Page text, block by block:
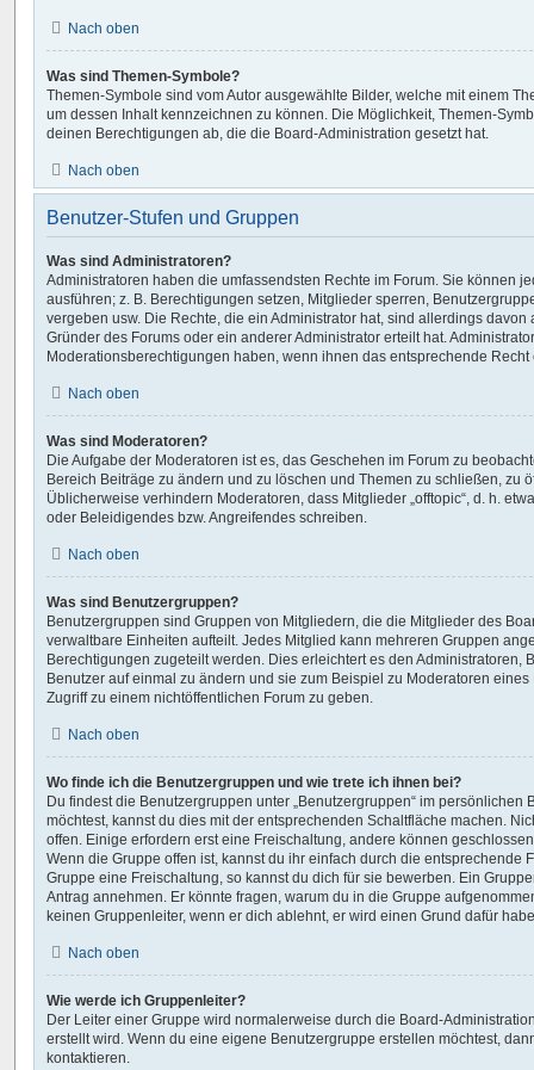
Nach oben
Was sind Themen-Symbole?
Themen-Symbole sind vom Autor ausgewählte Bilder, welche mit einem
um dessen Inhalt kennzeichnen zu können. Die Möglichkeit, Themen-
deinen Berechtigungen ab, die die Board-Administration gesetzt hat.
Nach oben
Benutzer-Stufen und Gruppen
Was sind Administratoren?
Administratoren haben die umfassendsten Rechte im Forum. Sie können
ausführen; z. B. Berechtigungen setzen, Mitglieder sperren,
vergeben usw. Die Rechte, die ein Administrator hat, sind allerdings
Gründer des Forums oder ein anderer Administrator erteilt hat.
Moderationsberechtigungen haben, wenn ihnen das entsprechende Recht
Nach oben
Was sind Moderatoren?
Die Aufgabe der Moderatoren ist es, das Geschehen im Forum zu
Bereich Beiträge zu ändern und zu löschen und Themen zu schließen, zu
Üblicherweise verhindern Moderatoren, dass Mitglieder „offtopic“, d. h.
oder Beleidigendes bzw. Angreifendes schreiben.
Nach oben
Was sind Benutzergruppen?
Benutzergruppen sind Gruppen von Mitgliedern, die die Mitglieder des
verwaltbare Einheiten aufteilt. Jedes Mitglied kann mehreren Gruppen
Berechtigungen zugeteilt werden. Dies erleichtert es den Administratoren,
Benutzer auf einmal zu ändern und sie zum Beispiel zu Moderatoren
Zugriff zu einem nichtöffentlichen Forum zu geben.
Nach oben
Wo finde ich die Benutzergruppen und wie trete ich ihnen bei?
Du findest die Benutzergruppen unter „Benutzergruppen“ im persönlichen
möchtest, kannst du dies mit der entsprechenden Schaltfläche machen.
offen. Einige erfordern erst eine Freischaltung, andere können
Wenn die Gruppe offen ist, kannst du ihr einfach durch die entsprechende
Gruppe eine Freischaltung, so kannst du dich für sie bewerben. Ein
Antrag annehmen. Er könnte fragen, warum du in die Gruppe
keinen Gruppenleiter, wenn er dich ablehnt, er wird einen Grund dafür
Nach oben
Wie werde ich Gruppenleiter?
Der Leiter einer Gruppe wird normalerweise durch die Board-
erstellt wird. Wenn du eine eigene Benutzergruppe erstellen möchtest,
kontaktieren.